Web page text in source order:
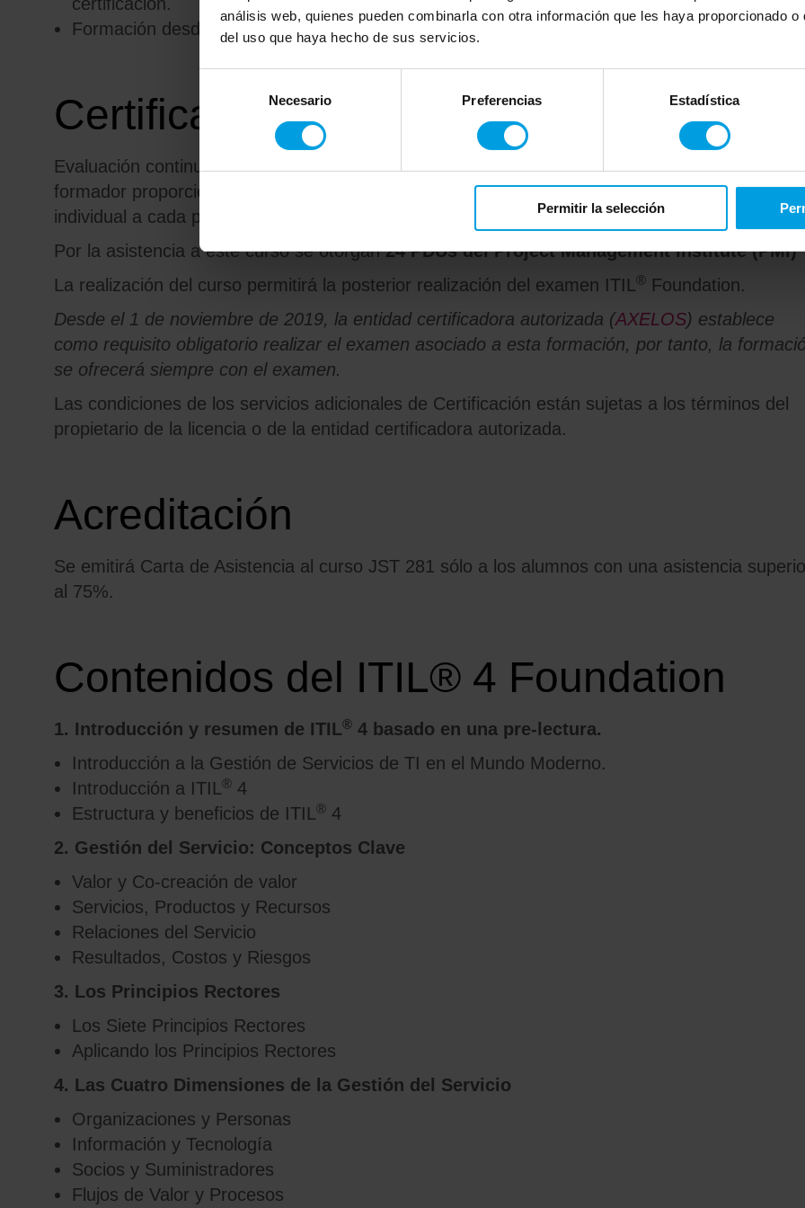
análisis web, quienes pueden combinarla con otra información que les haya proporcionado
del uso que haya hecho de sus servicios.
consentimiento
Necesario Preferencias Estadística
Permitir la selección
Formación desde casa a distancia.
Certificación
Evaluación continua en base a las actividades realizadas en grupo y/o individualmente. El
formador proporcionará feedback de forma continuada y al final de las actividades, de manera
individual a cada participante.
Por la asistencia a este curso se otorgan24 PDUs del Project Management Institute (PMI)
La realización del curso permitirá la posterior realización del examen ITIL ® Foundation.
Desde el 1 de noviembre de 2019, la entidad certificadora autorizada (AXELOS) establece
como requisito obligatorio realizar el examen asociado a esta formación, por tanto, la
se ofrecerá siempre con el examen.
Las condiciones de los servicios adicionales de Certificación están sujetas a los términos del
propietario de la licencia o de la entidad certificadora autorizada.
Acreditación
Se emitirá Carta de Asistencia al curso JST 281 sólo a los alumnos con una asistencia
al 75%.
Contenidos del ITIL® 4 Foundation
1. Introducción y resumen de ITIL® 4 basado en una pre-lectura.
Introducción a la Gestión de Servicios de TI en el Mundo Moderno.
Introducción a ITIL ® 4
Estructura y beneficios de ITIL ® 4
2. Gestión del Servicio: Conceptos Clave
Valor y Co-creación de valor
Servicios, Productos y Recursos
Relaciones del Servicio
Resultados, Costos y Riesgos
3. Los Principios Rectores
Los Siete Principios Rectores
Aplicando los Principios Rectores
4. Las Cuatro Dimensiones de la Gestión del Servicio
Organizaciones y Personas
Información y Tecnología
Socios y Suministradores
Flujos de Valor y Procesos